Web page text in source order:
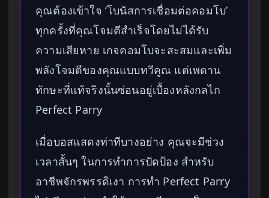
คุณต้องเข้าใจ ‘โบนัสการเชื่อมต่อคอมโบ’
ทุกครั้งที่คุณโจมตีสำเร็จโดยไม่ได้รับ
ความเสียหาย เกจคอมโบจะสะสมและเพิ่ม
พลังโจมตีของคุณแบบทวีคูณ แต่เพดาน
ทักษะที่แท้จริงนั้นซ่อนอยู่เบื้องหลังกลไก
Perfect Parry
เมื่อบอสแสดงท่าทีบางอย่าง คุณจะมีช่วง
เวลาสั้นๆ ในการทำการปัดป้อง สำหรับ
อาชีพจักรพรรดิเงา การทำ Perfect Parry